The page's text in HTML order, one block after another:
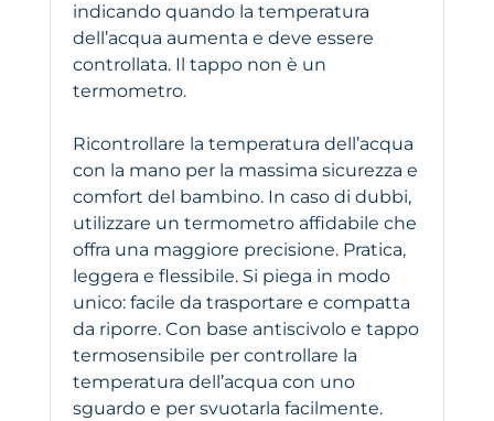
indicando quando la temperatura
dell’acqua aumenta e deve essere
controllata. Il tappo non è un
termometro.
Ricontrollare la temperatura dell’acqua
con la mano per la massima sicurezza e
comfort del bambino. In caso di dubbi,
utilizzare un termometro affidabile che
offra una maggiore precisione. Pratica,
leggera e flessibile. Si piega in modo
unico: facile da trasportare e compatta
da riporre. Con base antiscivolo e tappo
termosensibile per controllare la
temperatura dell’acqua con uno
sguardo e per svuotarla facilmente.